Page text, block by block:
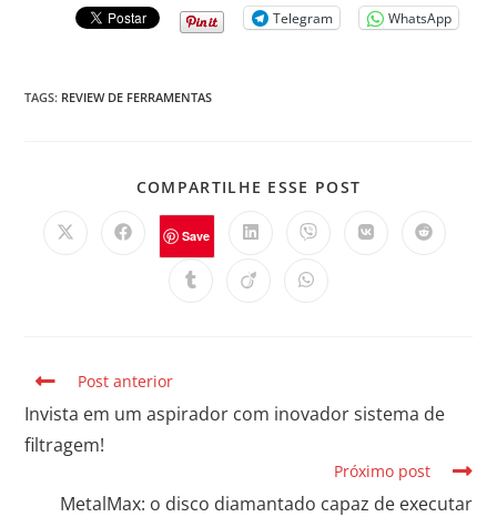
Telegram WhatsApp
TAGS: REVIEW DE FERRAMENTAS
COMPARTILHE ESSE POST
Save
Post anterior
Invista em um aspirador com inovador sistema de
filtragem!
Próximo post
MetalMax: o disco diamantado capaz de executar